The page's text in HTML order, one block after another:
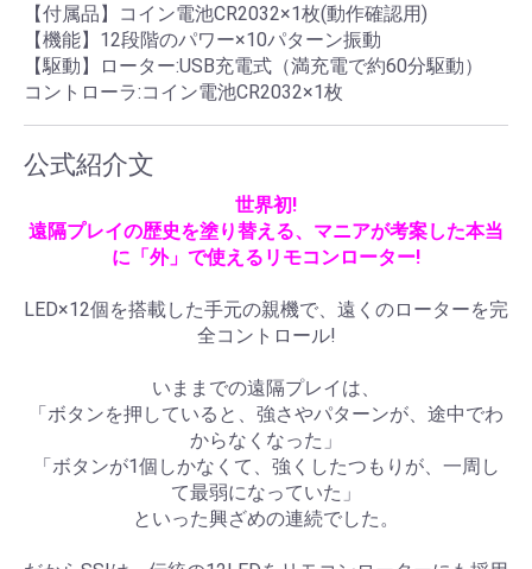
【付属品】コイン電池CR2032×1枚(動作確認用)
【機能】12段階のパワー×10パターン振動
【駆動】ローター:USB充電式（満充電で約60分駆動）
コントローラ:コイン電池CR2032×1枚
公式紹介文
世界初!
遠隔プレイの歴史を塗り替える、マニアが考案した本当
に「外」で使えるリモコンローター!
LED×12個を搭載した手元の親機で、遠くのローターを完
全コントロール!
いままでの遠隔プレイは、
「ボタンを押していると、強さやパターンが、途中でわ
からなくなった」
「ボタンが1個しかなくて、強くしたつもりが、一周し
て最弱になっていた」
といった興ざめの連続でした。